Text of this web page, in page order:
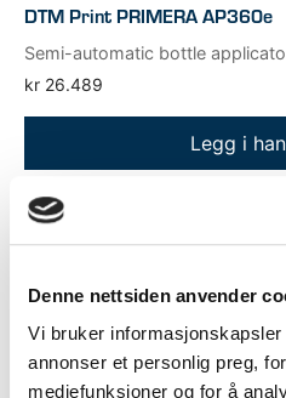
Denne nettsiden anvender
Vi bruker
annonser et personlig preg,
mediefunksjoner og for å
DTM Print PRIMERA AP360e
Semi-automatic bottle
kr 26.489
Legg i